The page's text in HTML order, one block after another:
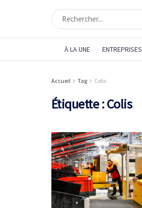
À LA UNE ENTREPRISES
Accueil Tag Colis
Étiquette :Colis